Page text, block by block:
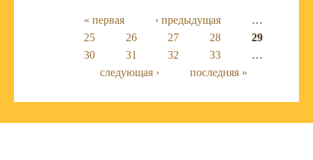
Страницы
« первая ‹ предыдущая
…
25
26 27 28
29
30
31 32 33
…
следующая ›
последняя »